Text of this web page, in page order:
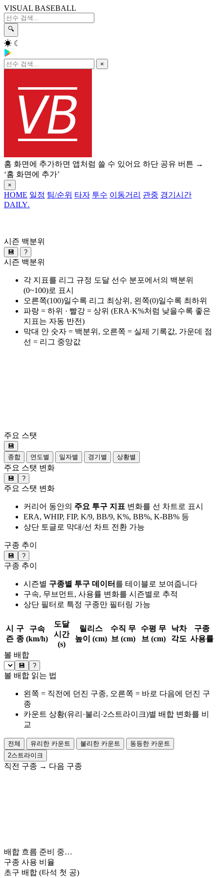
VISUAL BASEBALL
🔍
☀ ☾
×
홈 화면에 추가하면 앱처럼 쓸 수 있어요 하단 공유 버튼 →
‘홈 화면에 추가’
×
HOME 일정 팀/순위 타자 투수 이동거리 관중 경기시간
DAILY.
시즌 백분위
💾 ?
시즌 백분위
각 지표를 리그 규정 도달 선수 분포에서의 백분위
(0~100)로 표시
오른쪽(100)일수록 리그 최상위, 왼쪽(0)일수록 최하위
파랑 = 하위 · 빨강 = 상위 (ERA·K%처럼 낮을수록 좋은
지표는 자동 반전)
막대 안 숫자 = 백분위, 오른쪽 = 실제 기록값, 가운데 점
선 = 리그 중앙값
주요 스탯
💾
종합
연도별 일자별 경기별 상황별
주요 스탯 변화
💾 ?
주요 스탯 변화
커리어 동안의 주요 투구 지표 변화를 선 차트로 표시
ERA, WHIP, FIP, K/9, BB/9, K%, BB%, K-BB% 등
상단 토글로 막대/선 차트 전환 가능
구종 추이
💾 ?
구종 추이
시즌별 구종별 투구 데이터 를 테이블로 보여줍니다
구속, 무브먼트, 사용률 변화를 시즌별로 추적
상단 필터로 특정 구종만 필터링 가능
시
즌
구
종
구속
(km/h)
도달
시간
(s)
릴리스
높이 (cm)
수직 무
브 (cm)
수평 무
브 (cm)
낙차
각도
구종
사용률
볼 배합
💾 ?
볼 배합 읽는 법
왼쪽 = 직전에 던진 구종, 오른쪽 = 바로 다음에 던진 구
종
카운트 상황(유리·불리·2스트라이크)별 배합 변화를 비
교
전체 유리한 카운트 불리한 카운트
동등한 카운트
2스트라이크
직전 구종 → 다음 구종
배합 흐름 준비 중…
구종 사용 비율
초구 배합 (타석 첫 공)